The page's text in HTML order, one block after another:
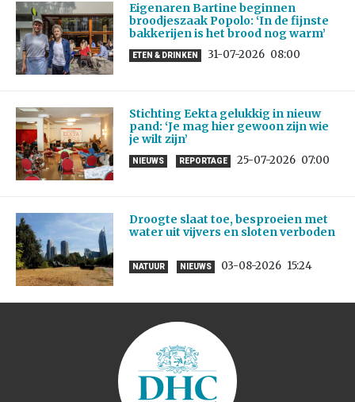
Eigenaren Bartine beginnen
broodjeszaak Popolo: ‘In de fijnste
bakkerijen is het brood nog warm’
ETEN & DRINKEN 31-07-2026 08:00
Stichting Eekta gelukkig in nieuw
pand: ‘Je mag hier gewoon zijn wie
je wilt zijn’
NIEUWS REPORTAGE 25-07-2026 07:00
Droogte slaat toe, besproeien met
water uit vijvers en sloten verboden
NATUUR NIEUWS 03-08-2026 15:24